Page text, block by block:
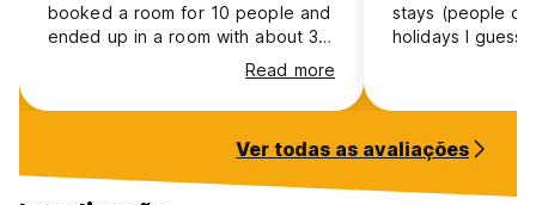
booked a room for 10 people and
ended up in a room with about 30
beds. It smelled very bad and the
behavior of some people was
very disrespectful. The staff were
definitely cannot recommend it.
Read more
stays (people
holidays I
talk). They felt
at reception but
Ver todas as avaliações